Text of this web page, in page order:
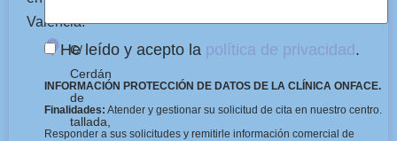
Valencia.
C/
Cerdán
de
tallada,
He leído y acepto la política de privacidad .
INFORMACIÓN PROTECCIÓN DE DATOS DE LA CLÍNICA ONFACE.
Finalidades: Atender y gestionar su solicitud de cita en nuestro centro.
Responder a sus solicitudes y remitirle información comercial de